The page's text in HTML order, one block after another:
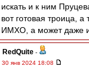
искать и к ним
вот готовая троица, а
ИМХО, а может даже
RedQuite -
30 янв 2024 18:08